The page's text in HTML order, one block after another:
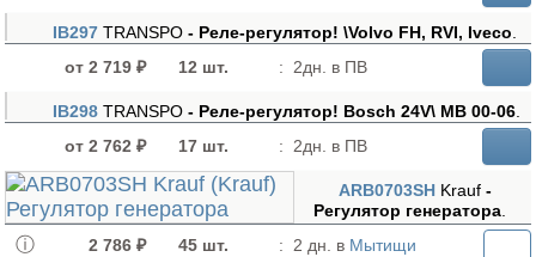
IB297 TRANSPO - Реле-регулятор! \Volvo FH, RVI, Iveco
от 2 719 ₽
12 шт. : 2дн. в ПВ
IB298 TRANSPO - Реле-регулятор! Bosch 24V\ MB 00-06
от 2 762 ₽
17 шт. : 2дн. в ПВ
ARB0703SH Krauf-
Регулятор генератора
2 786 ₽
45 шт. : 2 дн. в Мытищи